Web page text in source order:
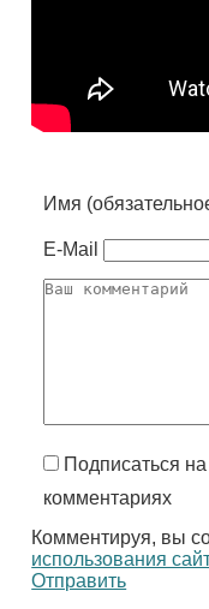
Имя
E-Mail
Подписаться
комментариях
Комментируя, вы
использования
Отправить